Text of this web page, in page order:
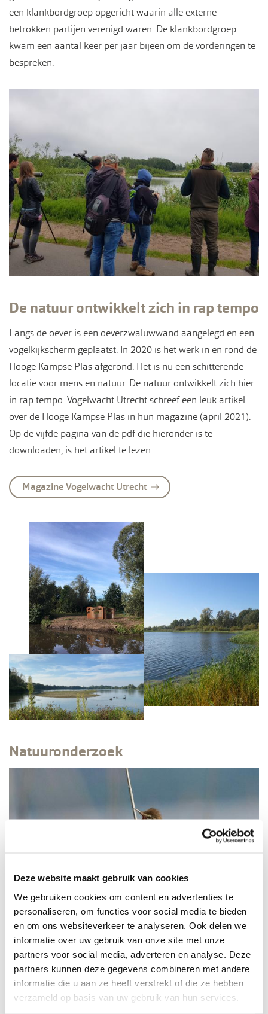
Deze website maakt gebruik van cookies
We gebruiken cookies om content en advertenties te
personaliseren, om functies voor social media te bieden
en om ons websiteverkeer te analyseren. Ook delen we
informatie over uw gebruik van onze site met onze
partners voor social media, adverteren en analyse. Deze
partners kunnen deze gegevens combineren met andere
informatie die u aan ze heeft verstrekt of die ze hebben
verzameld op basis van uw gebruik van hun services.
een klankbordgroep opgericht waarin alle externe
betrokken partijen verenigd waren. De klankbordgroep
kwam een aantal keer per jaar bijeen om de vorderingen te
bespreken.
De natuur ontwikkelt zich in rap tempo
Langs de oever is een oeverzwaluwwand aangelegd en een
vogelkijkscherm geplaatst. In 2020 is het werk in en rond de
Hooge Kampse Plas afgerond. Het is nu een schitterende
locatie voor mens en natuur. De natuur ontwikkelt zich hier
in rap tempo. Vogelwacht Utrecht schreef een leuk artikel
over de Hooge Kampse Plas in hun magazine (april 2021).
Op de vijfde pagina van de pdf die hieronder is te
downloaden, is het artikel te lezen.
Magazine Vogelwacht Utrecht
Natuuronderzoek
Uit natuuronderzoek (2024-2025) blijkt dat de voormalige
zandwinplas is veranderd in een levendig en waardevol
natuurgebied. Het onderzoek, uitgevoerd door Waardenburg
Ecology, laat zien dat de plas door de herinrichting een